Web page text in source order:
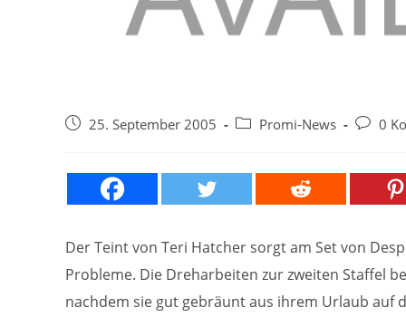
Beitrag25. September 2005
Beitrags-
Promi-News 0
Der Teint von Teri Hatcher sorgt am Set von
Probleme. Die Dreharbeiten zur zweiten Staffel
nachdem sie gut gebräunt aus ihrem Urlaub auf